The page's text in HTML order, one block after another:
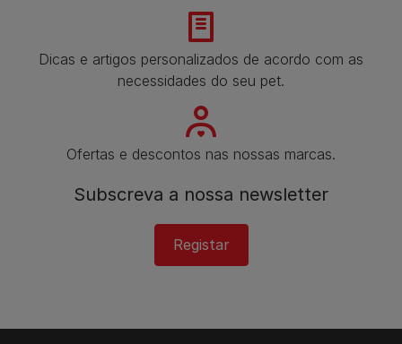
Dicas e artigos personalizados de acordo com as
necessidades do seu pet.
Ofertas e descontos nas nossas marcas.
Subscreva a nossa newsletter
Registar